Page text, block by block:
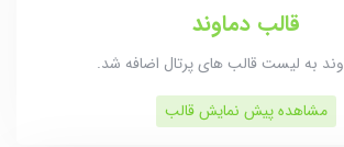
قالب دماوند
به لیست قالب های پرتال اضافه شد.
مشاهده پیش نمایش قالب